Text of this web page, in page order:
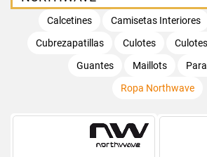
Calcetines Camisetas Interiores
Cubrezapatillas
Culotes
Guantes
Maillots
Ropa Northwave